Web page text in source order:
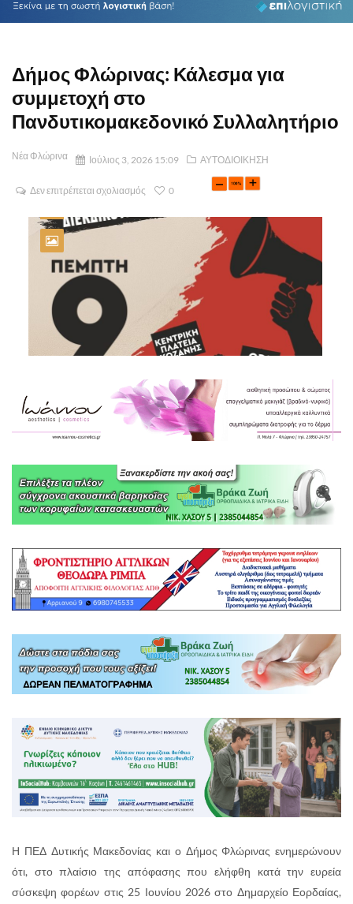
Δήμος Φλώρινας: Κάλεσμα για
συμμετοχή στο
Πανδυτικομακεδονικό Συλλαλητήριο
Νέα Φλώρινα Ιούλιος 3, 2026 15:09 ΑΥΤΟΔΙΟΙΚΗΣΗ
Δεν επιτρέπεται σχολιασμός 0
Η ΠΕΔ Δυτικής Μακεδονίας και ο Δήμος Φλώρινας ενημερώνουν
ότι, στο πλαίσιο της απόφασης που ελήφθη κατά την ευρεία
σύσκεψη φορέων στις 25 Ιουνίου 2026 στο Δημαρχείο Εορδαίας,